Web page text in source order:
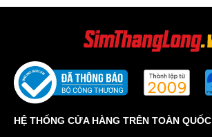
HỆ THỐNG CỬA HÀNG TRÊN TOÀN QUỐC